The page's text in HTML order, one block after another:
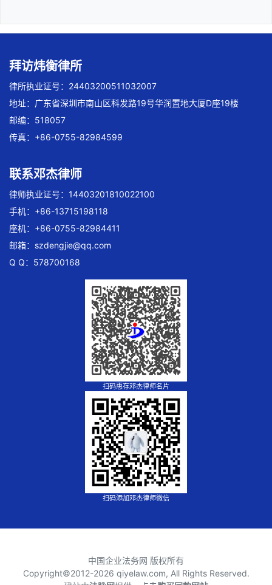
拜访炜衡律所
律所执业证号：24403200511032007
地址：广东省深圳市南山区科发路19号华润置地大厦D座19楼
邮编：518057
传真：+86-0755-82984599
联系邓杰律师
律师执业证号：14403201810022100
手机：+86-13715198118
座机：+86-0755-82984411
邮箱： szdengjie@qq.com
Q Q：578700168
扫码惠存邓杰律师名片
扫码添加邓杰律师微信
中国企业法务网 版权所有
Copyright©2012-2026 qiyelaw.com, All Rights Reserved.